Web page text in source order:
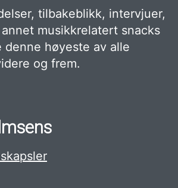
tilbakeblikk, intervjuer,
musikkrelatert snacks
denne høyeste av alle
og frem.